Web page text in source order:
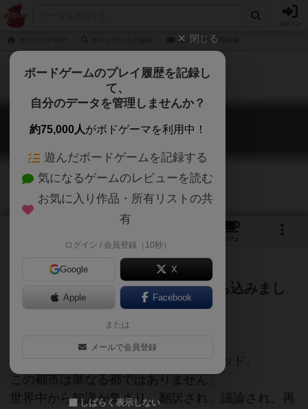
南チグリスの発明家
南チグリスの発明家
Inventors of the South Tigris
カフェ
説明文無かったので冒頭をAIにぶち込みまし
た ほかに書く人いないかー
舞台は西暦850年頃、
イスラム黄金時代の絶頂期――バグダッド。
この都市は単なる都ではありません。
世界中から知識が集まり、翻訳され、議論され、再
閉じる
ボードゲームのプレイ履歴を記録し
て、
自分のデータを管理しませんか？
約75,000人がボドゲーマを利用中！
遊んだボードゲームを記録する
気になるゲームのレビューを読む
お気に入り作品・所有リストの共
有
ログイン / 会員登録（10秒）
Google X
Apple Facebook
または
メールで会員登録
しばらく表示しない